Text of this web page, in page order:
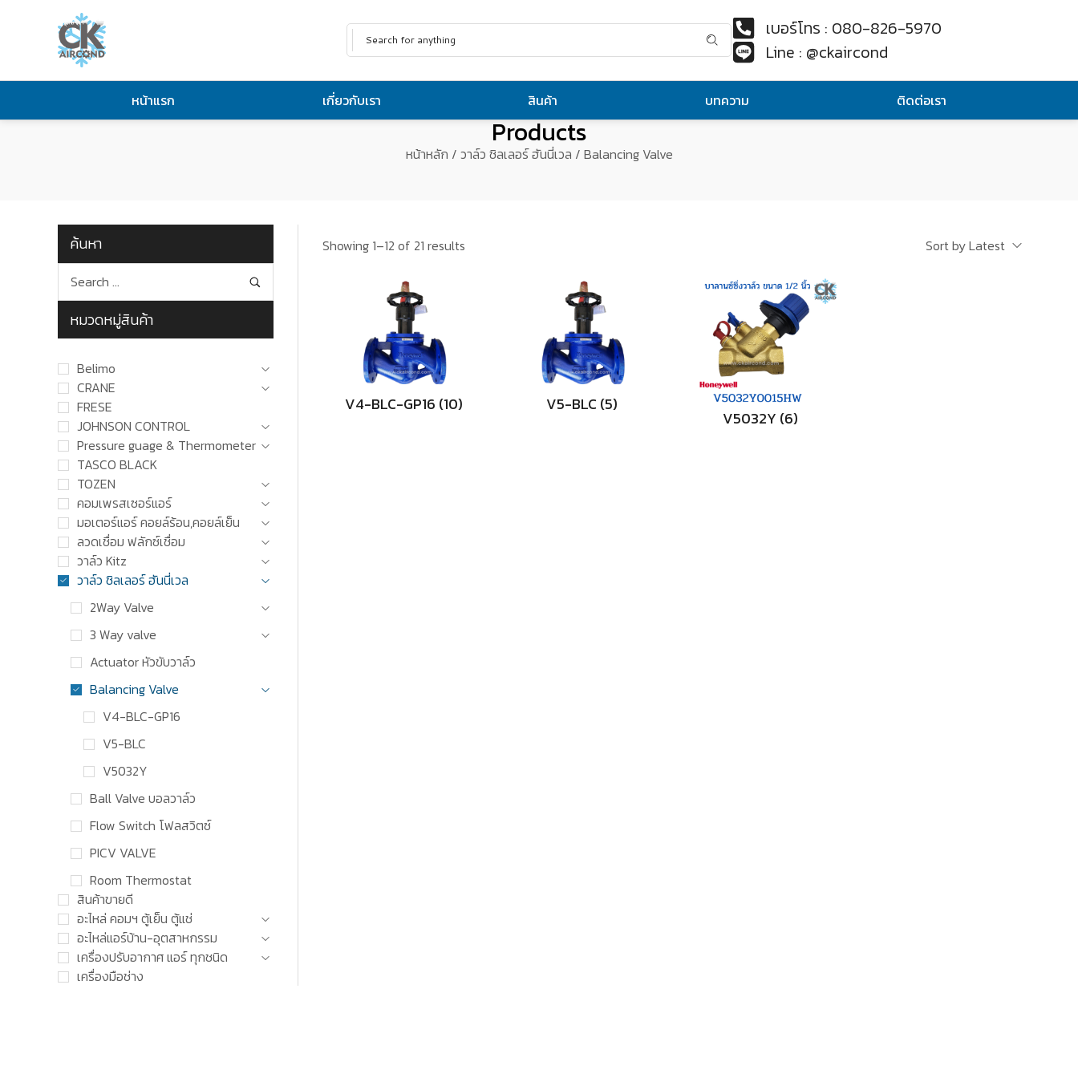
เบอร์โทร : 080-826-5970
Line : @ckaircond
หน้าแรก เกี่ยวกับเรา สินค้า บทความ ติดต่อเรา
Products
หน้าหลัก / วาล์ว ชิลเลอร์ ฮันนี่เวล / Balancing Valve
ค้นหา
หมวดหมู่สินค้า
Belimo
CRANE
FRESE
JOHNSON CONTROL
Pressure guage & Thermometer
TASCO BLACK
TOZEN
คอมเพรสเซอร์แอร์
มอเตอร์แอร์ คอยล์ร้อน,คอยล์เย็น
ลวดเชื่อม ฟลักซ์เชื่อม
วาล์ว Kitz
วาล์ว ชิลเลอร์ ฮันนี่เวล
2Way Valve
3 Way valve
Actuator หัวขับวาล์ว
Balancing Valve
V4-BLC-GP16
V5-BLC
V5032Y
Ball Valve บอลวาล์ว
Flow Switch โฟลสวิตซ์
PICV VALVE
Room Thermostat
สินค้าขายดี
อะไหล่ คอมฯ ตู้เย็น ตู้แช่
อะไหล่แอร์บ้าน-อุตสาหกรรม
เครื่องปรับอากาศ แอร์ ทุกชนิด
เครื่องมือช่าง
Showing 1–12 of 21 results Sort by Latest
V4-BLC-GP16 (10) V5-BLC (5)
V5032Y (6)